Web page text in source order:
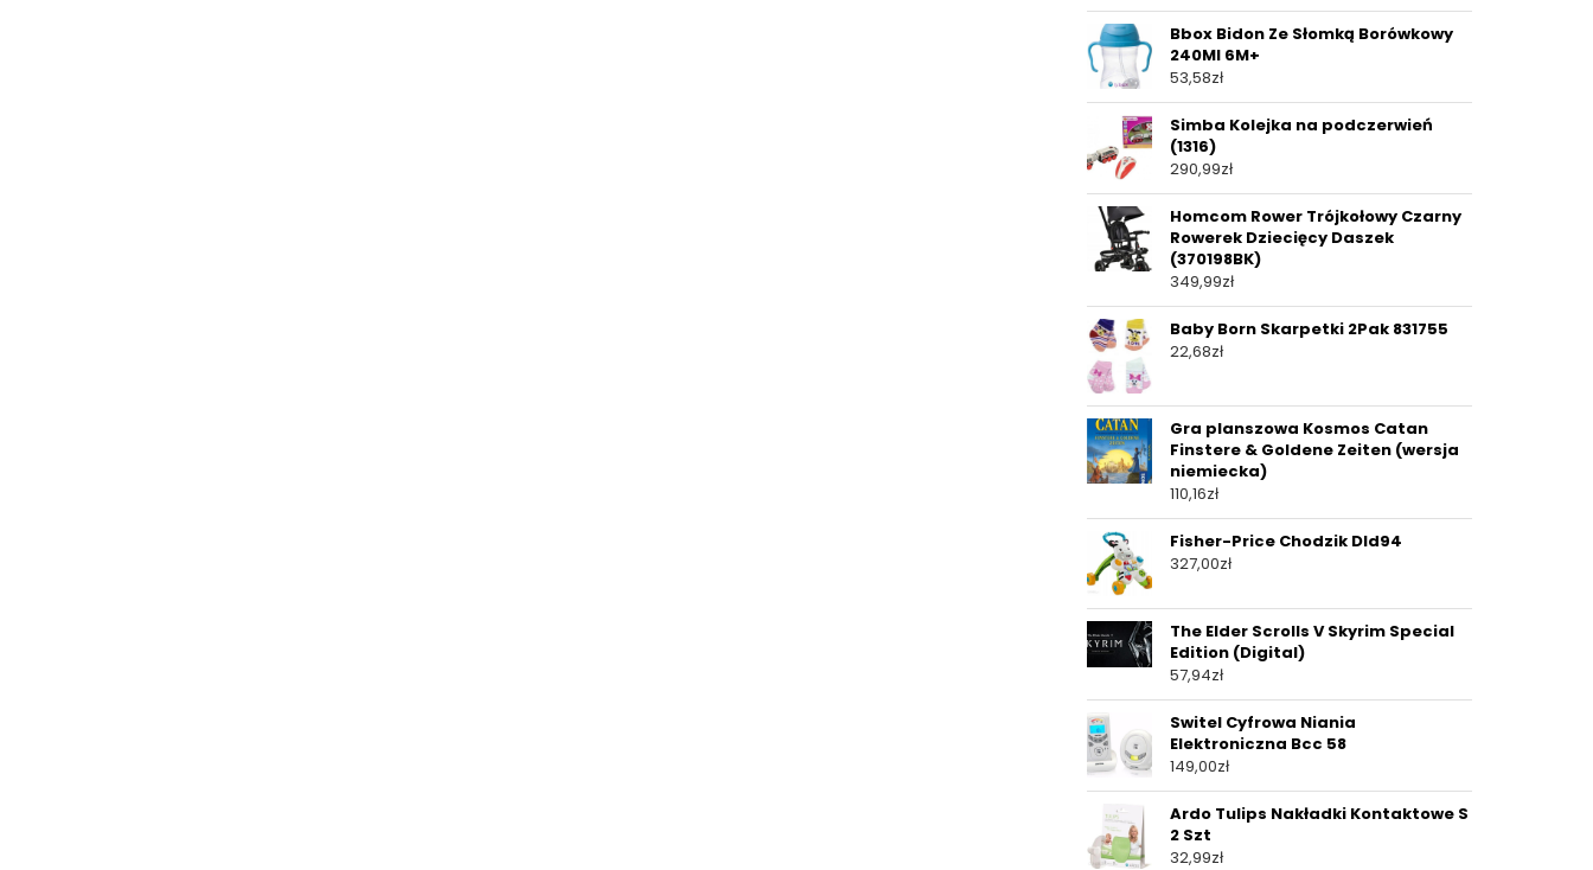
Bbox Bidon Ze Słomką Borówkowy
240Ml 6M+
53,58zł
Simba Kolejka na podczerwień
(1316)
290,99zł
Homcom Rower Trójkołowy Czarny
Rowerek Dziecięcy Daszek
(370198BK)
349,99zł
Baby Born Skarpetki 2Pak 831755
22,68zł
Gra planszowa Kosmos Catan
Finstere & Goldene Zeiten (wersja
niemiecka)
110,16zł
Fisher-Price Chodzik Dld94
327,00zł
The Elder Scrolls V Skyrim Special
Edition (Digital)
57,94zł
Switel Cyfrowa Niania
Elektroniczna Bcc 58
149,00zł
Ardo Tulips Nakładki Kontaktowe S
2 Szt
32,99zł